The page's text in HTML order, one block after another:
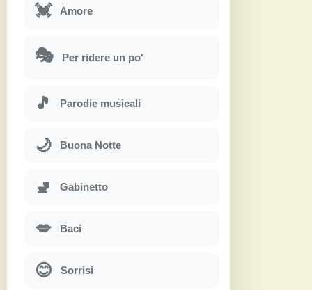
💓 Amore
🎭 Per ridere un po'
🎵 Parodie musicali
🌙 Buona Notte
🚽 Gabinetto
💋 Baci
😊 Sorrisi